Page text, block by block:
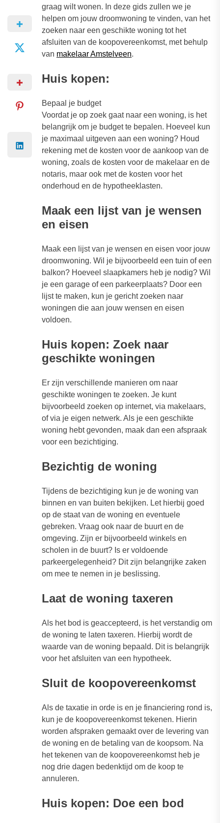
graag wilt wonen. In deze gids zullen we je
helpen om jouw droomwoning te vinden, van het
zoeken naar een geschikte woning tot het
afsluiten van de koopovereenkomst, met behulp
van makelaar Amstelveen.
Huis kopen:
Bepaal je budget
Voordat je op zoek gaat naar een woning, is het
belangrijk om je budget te bepalen. Hoeveel kun
je maximaal uitgeven aan een woning? Houd
rekening met de kosten voor de aankoop van de
woning, zoals de kosten voor de makelaar en de
notaris, maar ook met de kosten voor het
onderhoud en de hypotheeklasten.
Maak een lijst van je wensen
en eisen
Maak een lijst van je wensen en eisen voor jouw
droomwoning. Wil je bijvoorbeeld een tuin of een
balkon? Hoeveel slaapkamers heb je nodig? Wil
je een garage of een parkeerplaats? Door een
lijst te maken, kun je gericht zoeken naar
woningen die aan jouw wensen en eisen
voldoen.
Huis kopen: Zoek naar
geschikte woningen
Er zijn verschillende manieren om naar
geschikte woningen te zoeken. Je kunt
bijvoorbeeld zoeken op internet, via makelaars,
of via je eigen netwerk. Als je een geschikte
woning hebt gevonden, maak dan een afspraak
voor een bezichtiging.
Bezichtig de woning
Tijdens de bezichtiging kun je de woning van
binnen en van buiten bekijken. Let hierbij goed
op de staat van de woning en eventuele
gebreken. Vraag ook naar de buurt en de
omgeving. Zijn er bijvoorbeeld winkels en
scholen in de buurt? Is er voldoende
parkeergelegenheid? Dit zijn belangrijke zaken
om mee te nemen in je beslissing.
Laat de woning taxeren
Als het bod is geaccepteerd, is het verstandig om
de woning te laten taxeren. Hierbij wordt de
waarde van de woning bepaald. Dit is belangrijk
voor het afsluiten van een hypotheek.
Sluit de koopovereenkomst
Als de taxatie in orde is en je financiering rond is,
kun je de koopovereenkomst tekenen. Hierin
worden afspraken gemaakt over de levering van
de woning en de betaling van de koopsom. Na
het tekenen van de koopovereenkomst heb je
nog drie dagen bedenktijd om de koop te
annuleren.
Huis kopen: Doe een bod